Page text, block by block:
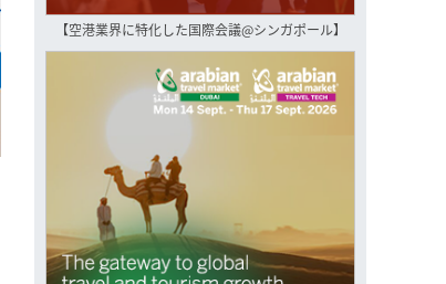
【空港業界に特化した国際会議@シンガポール】